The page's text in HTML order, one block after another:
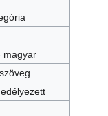
magyar